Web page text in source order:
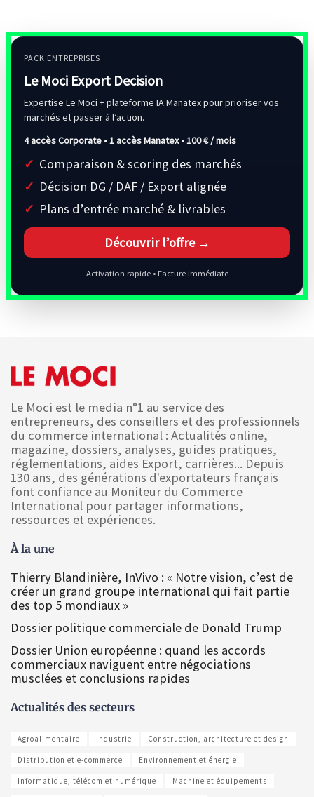
PACK ENTREPRISES
Le Moci Export Decision
Expertise Le Moci + plateforme IA Manatex pour prioriser vos
marchés et passer à l’action.
4 accès Corporate • 1 accès Manatex •100 € / mois
Comparaison & scoring des marchés
Décision DG / DAF / Export alignée
Plans d’entrée marché & livrables
Découvrir l’offre →
Activation rapide • Facture immédiate
Le Moci est le media n°1 au service des
entrepreneurs, des conseillers et des professionnels
du commerce international : Actualités online,
magazine, dossiers, analyses, guides pratiques,
réglementations, aides Export, carrières... Depuis
130 ans, des générations d'exportateurs français
font confiance au Moniteur du Commerce
International pour partager informations,
ressources et expériences.
À la une
Thierry Blandinière, InVivo : « Notre vision, c’est de
créer un grand groupe international qui fait partie
des top 5 mondiaux »
Dossier politique commerciale de Donald Trump
Dossier Union européenne : quand les accords
commerciaux naviguent entre négociations
musclées et conclusions rapides
Actualités des secteurs
Agroalimentaire Industrie Construction, architecture et design
Distribution et e-commerce Environnement et énergie
Informatique, télécom et numérique Machine et équipements